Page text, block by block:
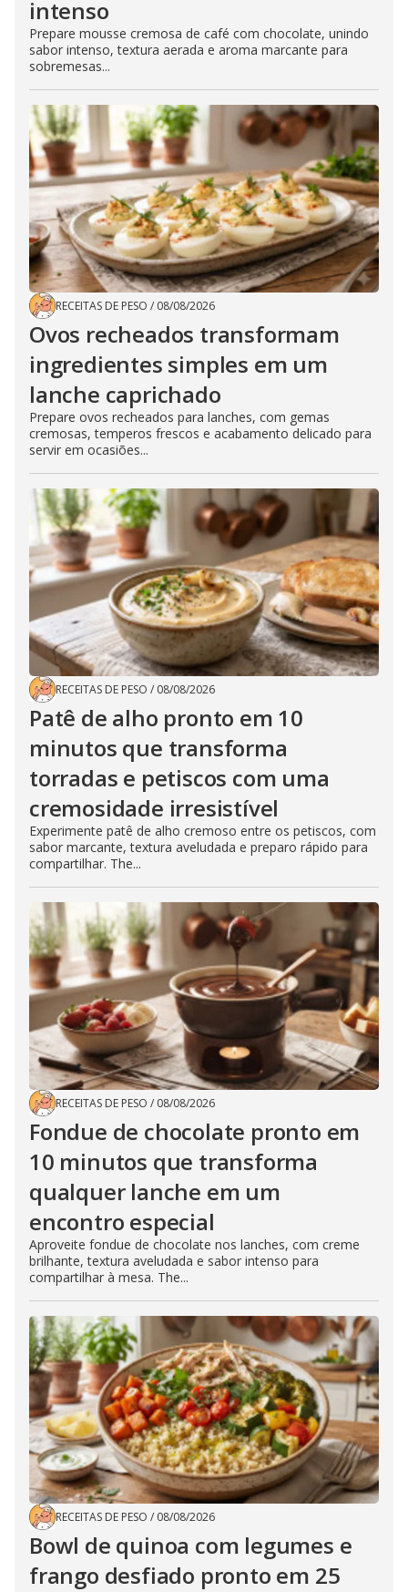
intenso
Prepare mousse cremosa de café com chocolate, unindo
sabor intenso, textura aerada e aroma marcante para
sobremesas...
RECEITAS DE PESO / 08/08/2026
Ovos recheados transformam
ingredientes simples em um
lanche caprichado
Prepare ovos recheados para lanches, com gemas
cremosas, temperos frescos e acabamento delicado para
servir em ocasiões...
RECEITAS DE PESO / 08/08/2026
Patê de alho pronto em 10
minutos que transforma
torradas e petiscos com uma
cremosidade irresistível
Experimente patê de alho cremoso entre os petiscos, com
sabor marcante, textura aveludada e preparo rápido para
compartilhar. The...
RECEITAS DE PESO / 08/08/2026
Fondue de chocolate pronto em
10 minutos que transforma
qualquer lanche em um
encontro especial
Aproveite fondue de chocolate nos lanches, com creme
brilhante, textura aveludada e sabor intenso para
compartilhar à mesa. The...
RECEITAS DE PESO / 08/08/2026
Bowl de quinoa com legumes e
frango desfiado pronto em 25